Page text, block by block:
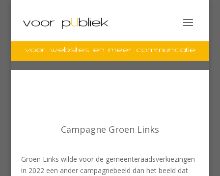
Campagne Groen Links
Groen Links wilde voor de gemeenteraadsverkiezingen
in 2022 een ander campagnebeeld dan het beeld dat